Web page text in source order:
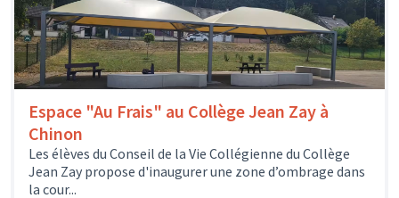
Espace "Au Frais" au Collège Jean Zay à
Chinon
Les élèves du Conseil de la Vie Collégienne du Collège
Jean Zay propose d'inaugurer une zone d’ombrage dans
la cour...